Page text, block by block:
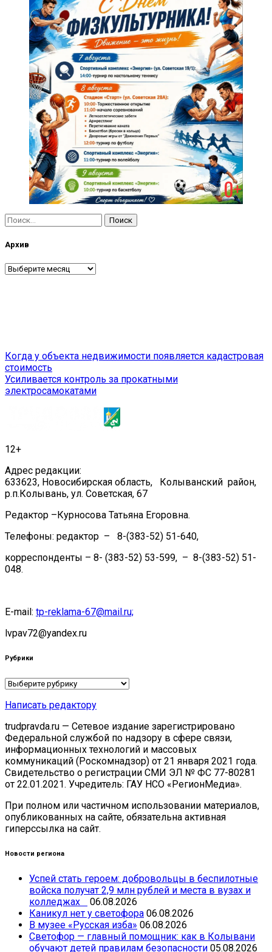
Найти:
Архив
Архив
Навигация
по
записям
Когда у объекта недвижимости появляется кадастровая
стоимость
Усиливается контроль за прокатными
электросамокатами
12+
Адрес редакции:
633623, Новосибирская область, Колыванский район,
р.п.Колывань, ул. Советская, 67
Редактор –Курносова Татьяна Егоровна.
Телефоны: редактор – 8-(383-52) 51-640,
корреспонденты – 8- (383-52) 53-599, – 8-(383-52) 51-
048.
E-mail: tp-reklama-67@mail.ru;
lvpav72@yandex.ru
Рубрики
Рубрики
Написать редактору
trudpravda.ru — Сетевое издание зарегистрировано
Федеральной службой по надзору в сфере связи,
информационных технологий и массовых
коммуникаций (Роскомнадзор) от 21 января 2021 года.
Свидетельство о регистрации СМИ ЭЛ № ФС 77-80281
от 22.01.2021. Учредитель: ГАУ НСО «РегионМедиа».
При полном или частичном использовании материалов,
опубликованных на сайте, обязательна активная
гиперссылка на сайт.
Новости региона
Успей стать героем: добровольцы в беспилотные
войска получат 2,9 млн рублей и места в вузах и
колледжах
06.08.2026
Каникул нет у светофора 06.08.2026
В музее «Русская изба» 06.08.2026
Светофор — главный помощник: как в Колывани
обучают детей правилам безопасности 05.08.2026